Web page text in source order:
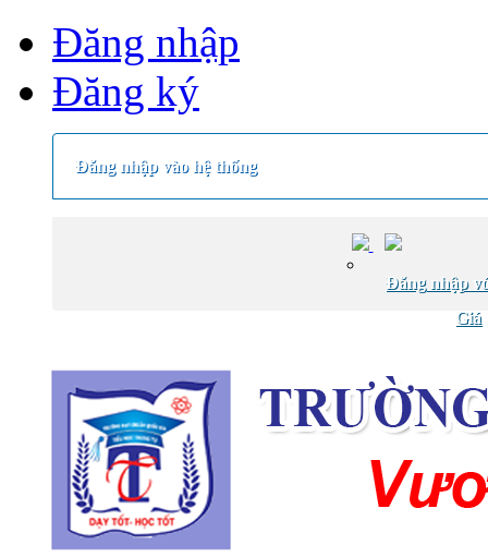
Đăng nhập
Đăng ký
Đăng nhập vào hệ thống
Đăng nhập
Giá